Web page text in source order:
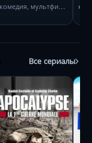
Все сериалы